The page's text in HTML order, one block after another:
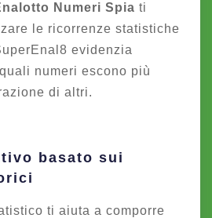
Numeri Spia ti
le ricorrenze statistiche
evidenzia
numeri escono più
di altri.
basato sui
ti aiuta a comporre